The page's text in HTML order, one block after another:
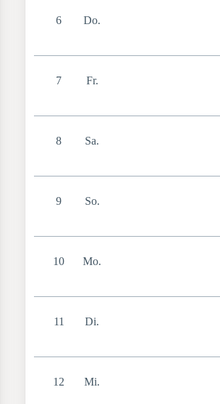
6 Do.
7 Fr.
8 Sa.
9 So.
10 Mo.
11 Di.
12 Mi.